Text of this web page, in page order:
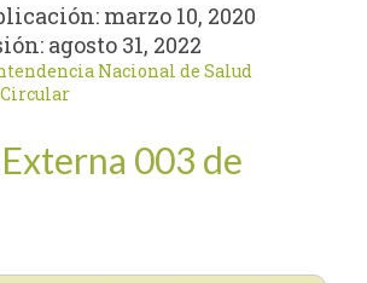
marzo 10, 2020
agosto 31, 2022
Nacional de Salud
Circular
003 de